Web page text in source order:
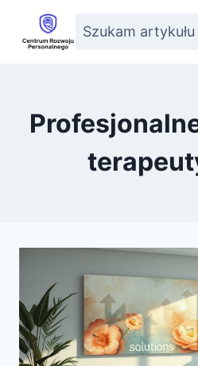
Przejdź
treści
Szukam